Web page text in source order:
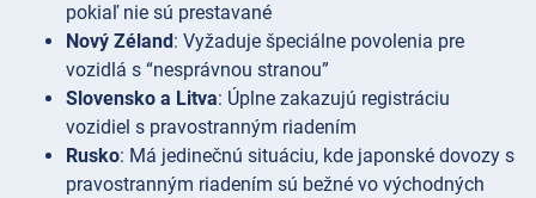
pokiaľ nie sú prestavané
Nový Zéland : Vyžaduje špeciálne povolenia pre
vozidlá s “nesprávnou stranou”
Slovensko a Litva: Úplne zakazujú registráciu
vozidiel s pravostranným riadením
Rusko: Má jedinečnú situáciu, kde japonské dovozy s
pravostranným riadením sú bežné vo východných